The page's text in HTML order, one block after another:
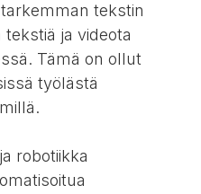
tekstin
tekstiä ja videota
Tämä on ollut
työlästä
robotiikka